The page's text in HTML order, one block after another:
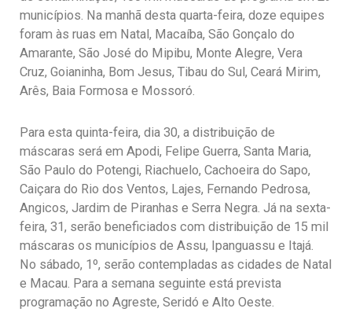
municípios. Na manhã desta quarta-feira, doze equipes
foram às ruas em Natal, Macaíba, São Gonçalo do
Amarante, São José do Mipibu, Monte Alegre, Vera
Cruz, Goianinha, Bom Jesus, Tibau do Sul, Ceará Mirim,
Arês, Baia Formosa e Mossoró.
Para esta quinta-feira, dia 30, a distribuição de
máscaras será em Apodi, Felipe Guerra, Santa Maria,
São Paulo do Potengi, Riachuelo, Cachoeira do Sapo,
Caiçara do Rio dos Ventos, Lajes, Fernando Pedrosa,
Angicos, Jardim de Piranhas e Serra Negra. Já na sexta-
feira, 31, serão beneficiados com distribuição de 15 mil
máscaras os municípios de Assu, Ipanguassu e Itajá.
No sábado, 1º, serão contempladas as cidades de Natal
e Macau. Para a semana seguinte está prevista
programação no Agreste, Seridó e Alto Oeste.